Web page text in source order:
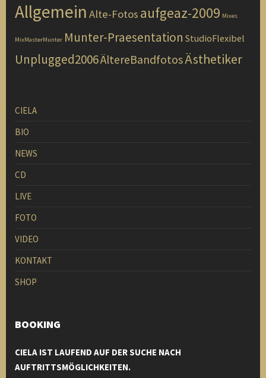
Allgemein Alte-Fotos aufgeaz-2009 Mixes
MixMasterMunter Munter-Praesentation StudioFlexibel
Unplugged2006ÄltereBandfotosÄsthetiker
CIELA
BIO
NEWS
CD
LIVE
FOTO
VIDEO
KONTAKT
SHOP
BOOKING
CIELA IST LAUFEND AUF DER SUCHE NACH
AUFTRITTSMÖGLICHKEITEN.